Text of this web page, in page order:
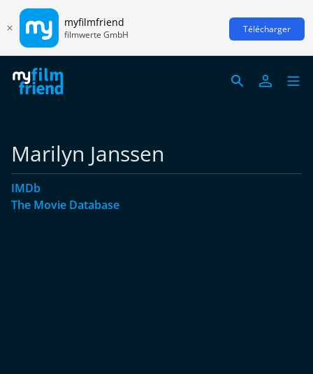
myfilmfriend
filmwerte GmbH Télécharger
Marilyn Janssen
IMDb
The Movie Database